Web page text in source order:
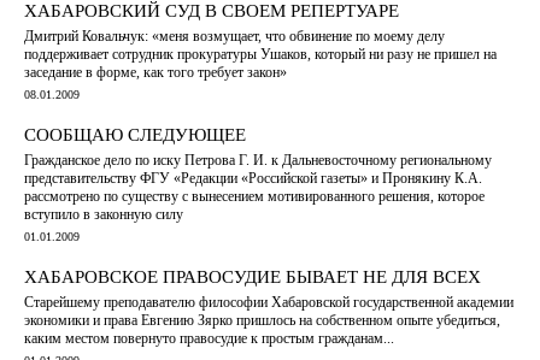
ХАБАРОВСКИЙ СУД В СВОЕМ РЕПЕРТУАРЕ
Дмитрий Ковальчук: «меня возмущает, что обвинение по моему делу
поддерживает сотрудник прокуратуры Ушаков, который ни разу не пришел на
заседание в форме, как того требует закон»
08.01.2009
СООБЩАЮ СЛЕДУЮЩЕЕ
Гражданское дело по иску Петрова Г. И. к Дальневосточному региональному
представительству ФГУ «Редакции «Российской газеты» и Пронякину К.А.
рассмотрено по существу с вынесением мотивированного решения, которое
вступило в законную силу
01.01.2009
ХАБАРОВСКОЕ ПРАВОСУДИЕ БЫВАЕТ НЕ ДЛЯ ВСЕХ
Старейшему преподавателю философии Хабаровской государственной академии
экономики и права Евгению Зярко пришлось на собственном опыте убедиться,
каким местом повернуто правосудие к простым гражданам...